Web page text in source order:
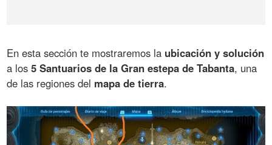
En esta sección te mostraremos la ubicación y solución
a los5 Santuarios de la Gran estepa de Tabanta, una
de las regiones del mapa de tierra.